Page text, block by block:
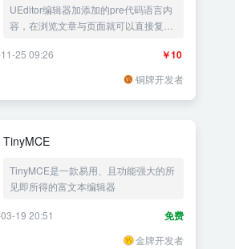
UEditor编辑器加添加的pre代码语言内
容，在浏览文章与页面就可以直接复制
￥10
25 09:26
铜牌开发者
TinyMCE
TinyMCE是一款易用、且功能强大的所
见即所得的富文本编辑器
免费
19 20:51
金牌开发者